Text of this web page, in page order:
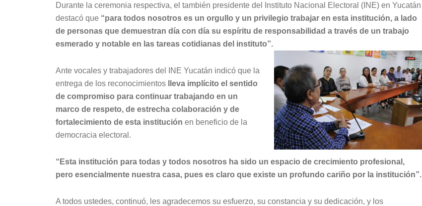
Durante la ceremonia respectiva, el también presidente del Instituto Nacional Electoral (INE) en Yucatán
destacó que “para todos nosotros es un orgullo y un privilegio trabajar en esta institución, a lado
de personas que demuestran día con día su espíritu de responsabilidad a través de un trabajo
esmerado y notable en las tareas cotidianas del instituto”.
Ante vocales y trabajadores del INE Yucatán indicó que la
entrega de los reconocimientos
lleva implícito el sentido
de compromiso para continuar trabajando en un
marco de respeto, de estrecha colaboración y de
fortalecimiento de esta institución en beneficio de la
democracia electoral.
“Esta institución para todas y todos nosotros ha sido un espacio de crecimiento profesional,
pero esencialmente nuestra casa, pues es claro que existe un profundo cariño por la institución”.
A todos ustedes, continuó, les agradecemos su esfuerzo, su constancia y su dedicación, y los